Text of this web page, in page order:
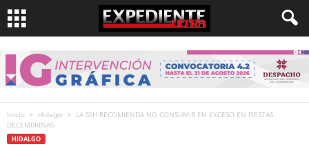
Inicio Hidalgo
LA SSH RECOMIENDA NO CONSUMIR EN EXCESO EN FIESTAS
DECEMBRINAS
HIDALGO